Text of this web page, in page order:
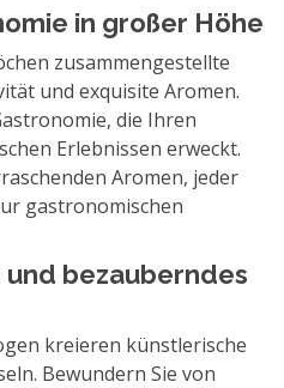
in großer Höhe
zusammengestellte
und exquisite Aromen.
die Ihren
Erlebnissen erweckt.
Aromen, jeder
gastronomischen
bezauberndes
kreieren künstlerische
Bewundern Sie von